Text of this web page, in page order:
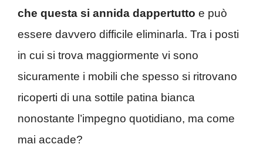
che questa si annida dappertutto e può
essere davvero difficile eliminarla. Tra i posti
in cui si trova maggiormente vi sono
sicuramente i mobili che spesso si ritrovano
ricoperti di una sottile patina bianca
nonostante l’impegno quotidiano, ma come
mai accade?